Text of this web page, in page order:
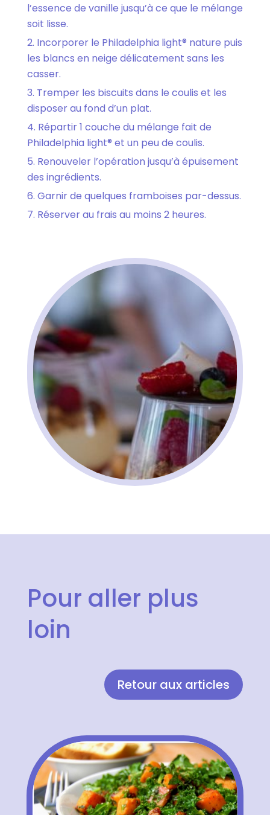
l’essence de vanille jusqu’à ce que le mélange
soit lisse.
Incorporer le Philadelphia light® nature puis
les blancs en neige délicatement sans les
casser.
Tremper les biscuits dans le coulis et les
disposer au fond d’un plat.
Répartir 1 couche du mélange fait de
Philadelphia light® et un peu de coulis.
Renouveler l’opération jusqu’à épuisement
des ingrédients.
Garnir de quelques framboises par-dessus.
Réserver au frais au moins 2 heures.
Pour aller plus
loin
Retour aux articles